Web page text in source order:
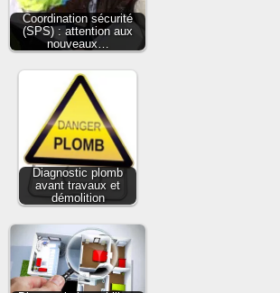
Coordination sécurité
(SPS) : attention aux
nouveaux…
Diagnostic plomb
avant travaux et
démolition